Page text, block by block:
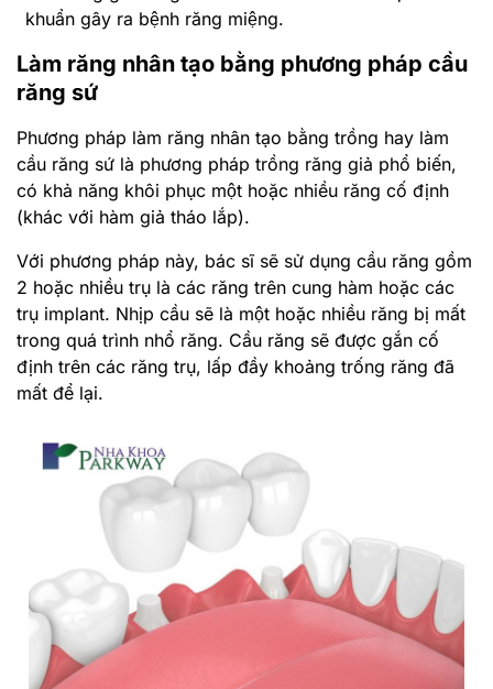
khuẩn gây ra bệnh răng miệng.
Làm răng nhân tạo bằng phương pháp cầu
răng sứ
Phương pháp làm răng nhân tạo bằng trồng hay làm
cầu răng sứ là phương pháp trồng răng giả phổ biến,
có khả năng khôi phục một hoặc nhiều răng cố định
(khác với hàm giả tháo lắp).
Với phương pháp này, bác sĩ sẽ sử dụng cầu răng gồm
2 hoặc nhiều trụ là các răng trên cung hàm hoặc các
trụ implant. Nhịp cầu sẽ là một hoặc nhiều răng bị mất
trong quá trình nhổ răng. Cầu răng sẽ được gắn cố
định trên các răng trụ, lấp đầy khoảng trống răng đã
mất để lại.